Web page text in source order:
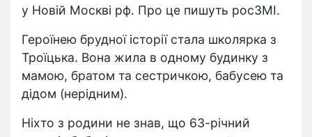
у Новій Москві рф. Про це пишуть росЗМІ.
Героїнею брудної історії стала школярка з
Троїцька. Вона жила в одному будинку з
мамою, братом та сестричкою, бабусею та
дідом (нерідним).
Ніхто з родини не знав, що 63-річний